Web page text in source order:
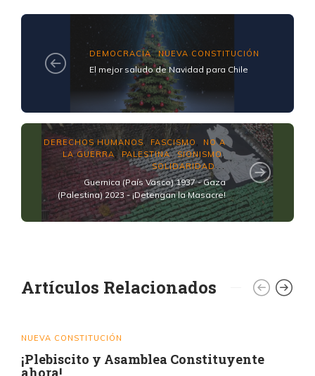
DEMOCRACIA,NUEVA CONSTITUCIÓN
El mejor saludo de Navidad para Chile
DERECHOS HUMANOS, FASCISMO , NO A
LA GUERRA, PALESTINA,SIONISMO,
SOLIDARIDAD...
Guernica (País Vasco) 1937 - Gaza
(Palestina) 2023 - ¡Detengan la Masacre!
Artículos Relacionados
NUEVA CONSTITUCIÓN
¡Plebiscito y Asamblea Constituyente
ahora!